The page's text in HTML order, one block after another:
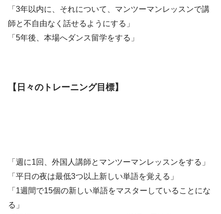
「3年以内に、それについて、マンツーマンレッスンで講
師と不自由なく話せるようにする」
「5年後、本場へダンス留学をする」
【日々のトレーニング目標】
「週に1回、外国人講師とマンツーマンレッスンをする」
「平日の夜は最低3つ以上新しい単語を覚える」
「1週間で15個の新しい単語をマスターしていることにな
る」